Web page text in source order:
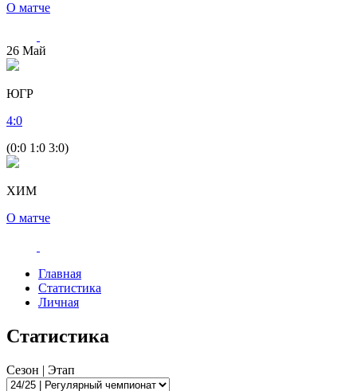
О матче
26 Май
ЮГР
4:0
(0:0 1:0 3:0)
ХИМ
О матче
Главная
Статистика
Личная
Статистика
Сезон | Этап